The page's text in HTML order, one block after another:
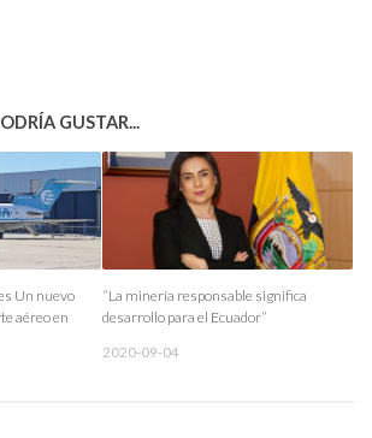
GUSTAR...
Un nuevo
aéreo en
“La minería responsable significa
desarrollo para el Ecuador”
2020-09-04